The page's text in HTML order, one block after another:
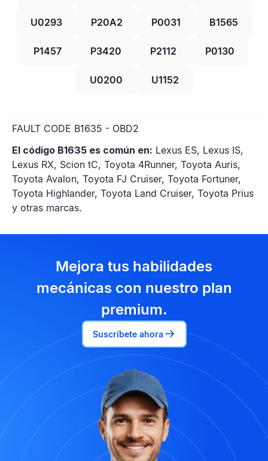
U0293 P20A2 P0031 B1565
P1457 P3420 P2112 P0130
U0200 U1152
FAULT CODE B1635 - OBD2
El código B1635 es común en: Lexus ES, Lexus IS,
Lexus RX, Scion tC, Toyota 4Runner, Toyota Auris,
Toyota Avalon, Toyota FJ Cruiser, Toyota Fortuner,
Toyota Highlander, Toyota Land Cruiser, Toyota Prius
y otras marcas.
Mejora tus habilidades
mecánicas con nuestro plan
premium.
Suscríbete ahora